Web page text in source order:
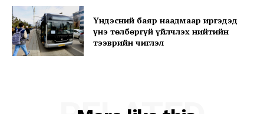
Subscription Plans
My account
Үндэсний баяр наадмаар иргэдэд
үнэ төлбөргүй үйлчлэх нийтийн
тээврийн чиглэл